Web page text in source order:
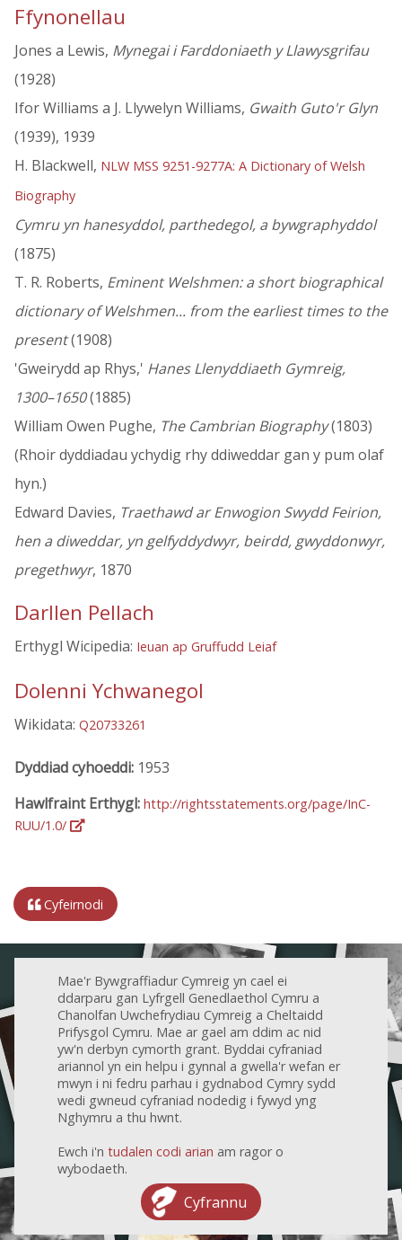
Ffynonellau
Jones a Lewis, Mynegai i Farddoniaeth y Llawysgrifau
(1928)
Ifor Williams a J. Llywelyn Williams, Gwaith Guto'r Glyn
(1939), 1939
H. Blackwell, NLW MSS 9251-9277A: A Dictionary of Welsh
Biography
Cymru yn hanesyddol, parthedegol, a bywgraphyddol
(1875)
T. R. Roberts, Eminent Welshmen: a short biographical
dictionary of Welshmen... from the earliest times to the
present(1908)
'Gweirydd ap Rhys,' Hanes Llenyddiaeth Gymreig,
1300–1650(1885)
William Owen Pughe, The Cambrian Biography(1803)
(Rhoir dyddiadau ychydig rhy ddiweddar gan y pum olaf
hyn.)
Edward Davies, Traethawd ar Enwogion Swydd Feirion,
hen a diweddar, yn gelfyddydwyr, beirdd, gwyddonwyr,
pregethwyr, 1870
Darllen Pellach
Erthygl Wicipedia: Ieuan ap Gruffudd Leiaf
Dolenni Ychwanegol
Wikidata: Q20733261
Dyddiad cyhoeddi: 1953
Hawlfraint Erthygl: http://rightsstatements.org/page/InC-
RUU/1.0/
Cyfeirnodi
Mae'r Bywgraffiadur Cymreig yn cael ei
ddarparu gan Lyfrgell Genedlaethol Cymru a
Chanolfan Uwchefrydiau Cymreig a Cheltaidd
Prifysgol Cymru. Mae ar gael am ddim ac nid
yw'n derbyn cymorth grant. Byddai cyfraniad
ariannol yn ein helpu i gynnal a gwella'r wefan er
mwyn i ni fedru parhau i gydnabod Cymry sydd
wedi gwneud cyfraniad nodedig i fywyd yng
Nghymru a thu hwnt.
Ewch i'n tudalen codi arian am ragor o
wybodaeth.
Cyfrannu